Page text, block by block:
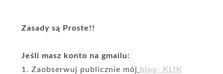
Zasady są Proste!!
Jeśli masz konto na gmailu:
1. Zaobserwuj publicznie mój
blog- KLIK